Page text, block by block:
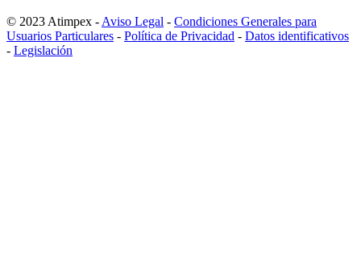
© 2023 Atimpex - Aviso Legal - Condiciones Generales para
Usuarios Particulares - Política de Privacidad - Datos identificativos
- Legislación